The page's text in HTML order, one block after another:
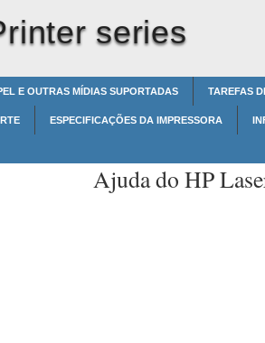
series
E OUTRAS MÍDIAS SUPORTADAS TAREFAS
ESPECIFICAÇÕES DA IMPRESSORA
Ajuda do HP